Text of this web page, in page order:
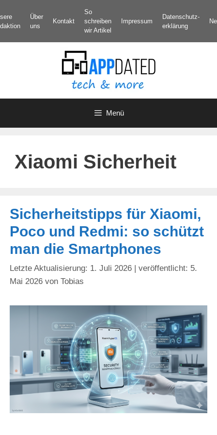
Inhalt
springen
Über
uns
Kontakt
So
schreiben
wir Artikel
Impressum
Datenschutz­
erklärung
Menü
Xiaomi Sicherheit
Sicherheitstipps für Xiaomi,
Poco und Redmi: so schützt
man die Smartphones
1. Juli 2026
5.
Mai 2026 von Tobias